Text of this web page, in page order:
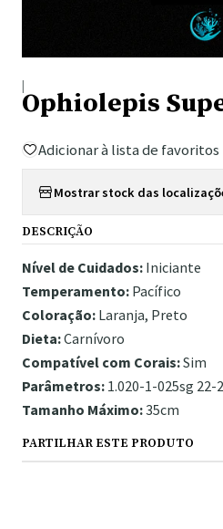
|
Ophiolepis
Adicionar à lista de favoritos
Mostrar stock das
DESCRIÇÃO
Nível de Cuidados: Iniciante
Temperamento: Pacífico
Coloração: Laranja, Preto
Dieta:Carnívoro
Compatível com Corais:Sim
Parâmetros: 1.020-1-025sg 22-
Tamanho Máximo:35cm
PARTILHAR ESTE PRODUTO